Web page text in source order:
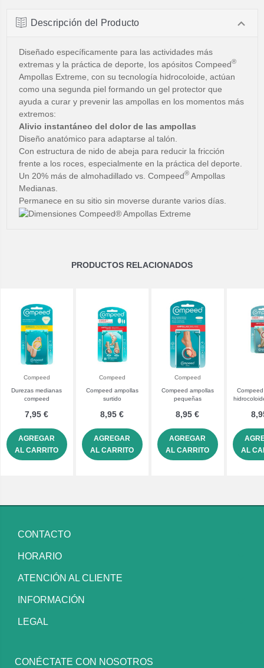
Descripción del Producto
Diseñado específicamente para las actividades más
extremas y la práctica de deporte, los apósitos Compeed®
Ampollas Extreme, con su tecnología hidrocoloide, actúan
como una segunda piel formando un gel protector que
ayuda a curar y prevenir las ampollas en los momentos más
extremos:
Alivio instantáneo del dolor de las ampollas
Diseño anatómico para adaptarse al talón.
Con estructura de nido de abeja para reducir la fricción
frente a los roces, especialmente en la práctica del deporte.
Un 20% más de almohadillado vs. Compeed®Ampollas
Medianas.
Permanece en su sitio sin moverse durante varios días.
PRODUCTOS RELACIONADOS
Compeed
Durezas medianas
compeed
7,95 €
AGREGAR
AL CARRITO
Compeed
Compeed ampollas
surtido
8,95 €
AGREGAR
AL CARRITO
Compeed
Compeed ampollas
pequeñas
8,95 €
AGREGAR
AL CARRITO
AL
CONTACTO
HORARIO
ATENCIÓN AL CLIENTE
INFORMACIÓN
LEGAL
CONÉCTATE CON NOSOTROS